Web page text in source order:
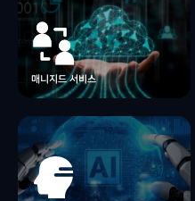
매니지드 서비스
매니지드 서비스
클루커스는 마이크로소프트의 국제 인증을 받은
(ITIL기반) 통합 관리형 운영 서비스를 제공합니다.
AI Business
초거대 AI 모델의 등장은 디지털 전환을 넘어선 AI
전환을 통한 비즈니스 혁신을 가능하게 합니다.